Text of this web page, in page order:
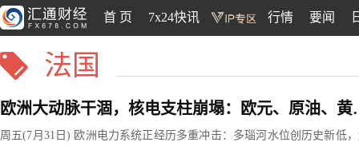
首 页 7x24快讯 行情 要闻
法国
欧洲大动脉干
周五(7月31日) 欧洲电力系统正经历多重冲击：多瑙河水位创历史新低